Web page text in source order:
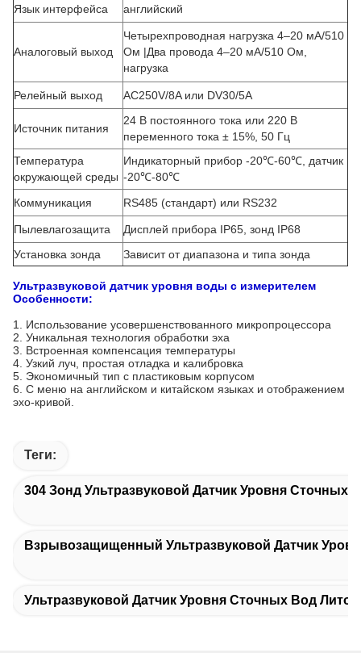
Язык интерфейса английский
Аналоговый выход
Четырехпроводная нагрузка 4–20 мА/510
Ом |Два провода 4–20 мА/510 Ом,
нагрузка
Релейный выход AC250V/8A или DV30/5A
Источник питания
24 В постоянного тока или 220 В
переменного тока ± 15%, 50 Гц
Температура
окружающей среды
Индикаторный прибор -20℃-60℃, датчик
-20℃-80℃
Коммуникация
RS485 (стандарт) или RS232
Пылевлагозащита
Дисплей прибора IP65, зонд IP68
Установка зонда
Зависит от диапазона и типа зонда
Ультразвуковой датчик уровня воды с измерителем
Особенности:
1. Использование усовершенствованного микропроцессора
2. Уникальная технология обработки эха
3. Встроенная компенсация температуры
4. Узкий луч, простая отладка и калибровка
5. Экономичный тип с пластиковым корпусом
6. С меню на английском и китайском языках и отображением
эхо-кривой.
Теги:
304 Зонд Ультразвуковой Датчик Уровня Сточных
Взрывозащищенный Ультразвуковой Датчик
Ультразвуковой Датчик Уровня Сточных Вод